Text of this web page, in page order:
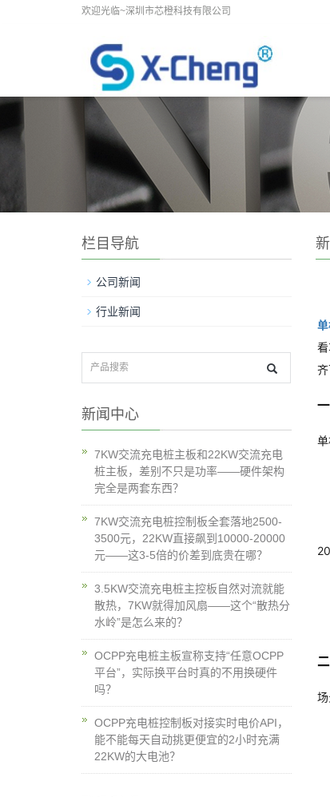
欢迎光临~深圳市芯橙科技有限公司
齐
栏目导航
公司新闻
行业新闻
新闻中心
7KW交流充电桩主板和22KW交流充电
桩主板，差别不只是功率——硬件架构
完全是两套东西？
7KW交流充电桩控制板全套落地2500-
3500元，22KW直接飙到10000-20000
元——这3-5倍的价差到底贵在哪？
3.5KW交流充电桩主控板自然对流就能
散热，7KW就得加风扇——这个“散热分
水岭”是怎么来的？
OCPP充电桩主板宣称支持“任意OCPP
平台”，实际换平台时真的不用换硬件
吗？
OCPP充电桩控制板对接实时电价API，
能不能每天自动挑更便宜的2小时充满
22KW的大电池？